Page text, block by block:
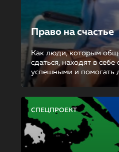
Право на счастье
Как люди, которым
сдаться, находят в
успешными и помогать
СПЕЦПРОЕКТ